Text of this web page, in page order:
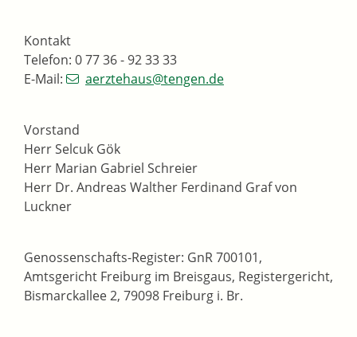
Kontakt
Telefon: 0 77 36 - 92 33 33
E-Mail:
aerztehaus@tengen.de
Vorstand
Herr Selcuk Gök
Herr Marian Gabriel Schreier
Herr Dr. Andreas Walther Ferdinand Graf von
Luckner
Genossenschafts-Register: GnR 700101,
Amtsgericht Freiburg im Breisgaus, Registergericht,
Bismarckallee 2, 79098 Freiburg i. Br.